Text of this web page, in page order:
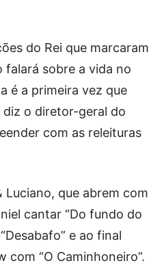
do Rei que marcaram
falará sobre a vida no
é a primeira vez que
diz o diretor-geral do
com as releituras
Luciano, que abrem com
cantar “Do fundo do
e ao final
com “O Caminhoneiro”.